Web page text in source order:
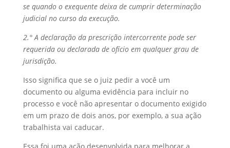
se quando o exequente deixa de cumprir determinação
judicial no curso da execução.
2.° A declaração da prescrição intercorrente pode ser
requerida ou declarada de ofício em qualquer grau de
jurisdição.
Isso significa que se o juiz pedir a você um
documento ou alguma evidência para incluir no
processo e você não apresentar o documento exigido
em um prazo de dois anos, por exemplo, a sua ação
trabalhista vai caducar.